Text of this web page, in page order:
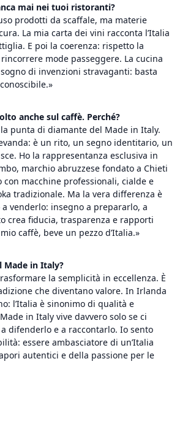
mai nei tuoi ristoranti?
prodotti da scaffale, ma materie
La mia carta dei vini racconta l’Italia
E poi la coerenza: rispetto la
mode passeggere. La cucina
di invenzioni stravaganti: basta
anche sul caffè. Perché?
punta di diamante del Made in Italy.
è un rito, un segno identitario, un
Ho la rappresentanza esclusiva in
marchio abruzzese fondato a Chieti
con macchine professionali, cialde e
tradizionale. Ma la vera differenza è
venderlo: insegno a prepararlo, a
crea fiducia, trasparenza e rapporti
caffè, beve un pezzo d’Italia.»
Made in Italy?
la semplicità in eccellenza. È
che diventano valore. In Irlanda
l’Italia è sinonimo di qualità e
in Italy vive davvero solo se ci
difenderlo e a raccontarlo. Io sento
essere ambasciatore di un’Italia
autentici e della passione per le